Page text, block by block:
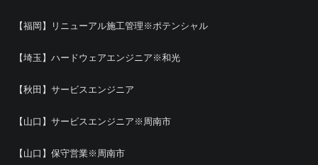
【福岡】リニューアル施工管理※ポテンシャル
【埼玉】ハードウェアエンジニア※和光
【秋田】サービスエンジニア
【山口】サービスエンジニア※周南市
【山口】保守営業※周南市